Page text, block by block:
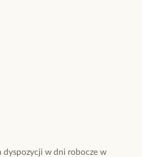
dyspozycji w dni robocze w